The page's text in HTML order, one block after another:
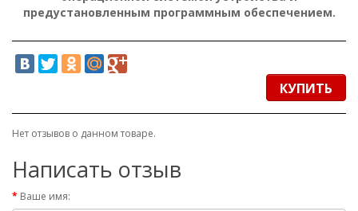
предустановленным программным обеспечением.
КУПИТЬ
Нет отзывов о данном товаре.
Написать отзыв
Ваше имя: